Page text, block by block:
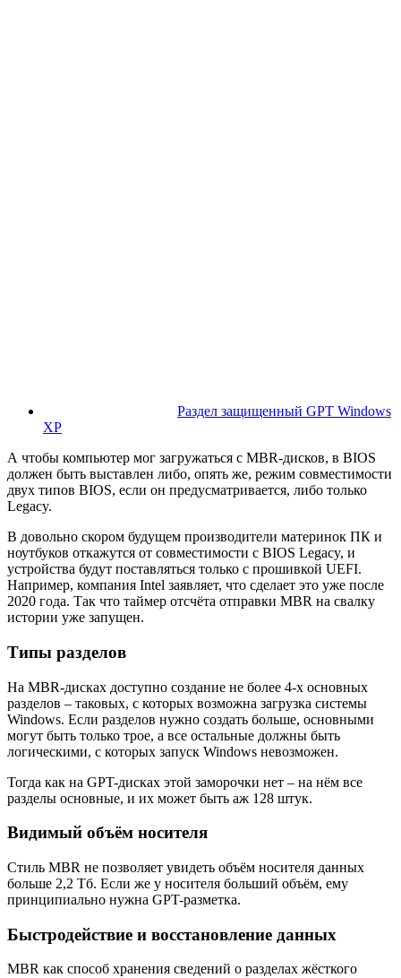
Раздел защищенный GPT Windows
XP
А чтобы компьютер мог загружаться с MBR-дисков, в BIOS
должен быть выставлен либо, опять же, режим совместимости
двух типов BIOS, если он предусматривается, либо только
Legacy.
В довольно скором будущем производители материнок ПК и
ноутбуков откажутся от совместимости с BIOS Legacy, и
устройства будут поставляться только с прошивкой UEFI.
Например, компания Intel заявляет, что сделает это уже после
2020 года. Так что таймер отсчёта отправки MBR на свалку
истории уже запущен.
Типы разделов
На MBR-дисках доступно создание не более 4-х основных
разделов – таковых, с которых возможна загрузка системы
Windows. Если разделов нужно создать больше, основными
могут быть только трое, а все остальные должны быть
логическими, с которых запуск Windows невозможен.
Тогда как на GPT-дисках этой заморочки нет – на нём все
разделы основные, и их может быть аж 128 штук.
Видимый объём носителя
Стиль MBR не позволяет увидеть объём носителя данных
больше 2,2 Тб. Если же у носителя больший объём, ему
принципиально нужна GPT-разметка.
Быстродействие и восстановление данных
MBR как способ хранения сведений о разделах жёсткого